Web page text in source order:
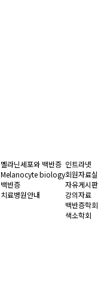
멜라닌세포와 백반증
Melanocyte biology
백반증
치료병원안내
인트라넷
회원자료실
자유게시판
강의자료
백반증학회
색소학회